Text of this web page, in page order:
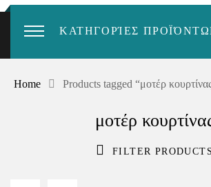
ΚΑΤΗΓΟΡΊΕΣ
Home Products tagged “μοτέρ
μοτέρ
FILTER PRODUCTS